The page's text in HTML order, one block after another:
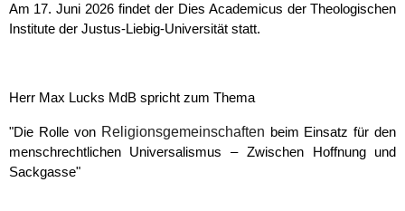
Max
Lucks
Am 17. Juni 2026 findet der Dies Academicus der Theologischen
Institute der Justus-Liebig-Universität statt.
Herr Max Lucks MdB spricht zum Thema
"Die Rolle vonReligionsgemeinschaften beim Einsatz für den
menschrechtlichen Universalismus – Zwischen Hoffnung und
Sackgasse"